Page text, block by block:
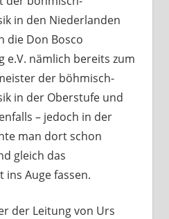
in den Niederlanden
die Don Bosco
e.V. nämlich bereits zum
der böhmisch-
in der Oberstufe und
– jedoch in der
man dort schon
gleich das
ins Auge fassen.
der Leitung von Urs